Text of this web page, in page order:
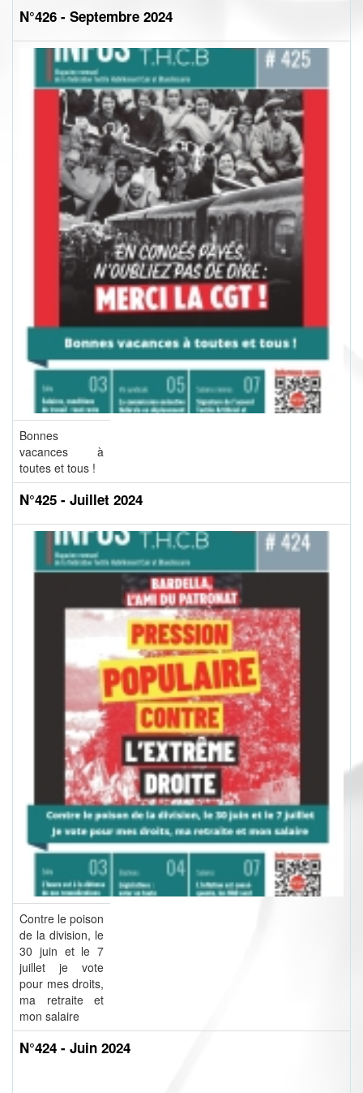
N°426 - Septembre 2024
Bonnes
vacances à
toutes et tous !
N°425 - Juillet 2024
Contre le poison
de la division, le
30 juin et le 7
juillet je vote
pour mes droits,
ma retraite et
mon salaire
N°424 - Juin 2024